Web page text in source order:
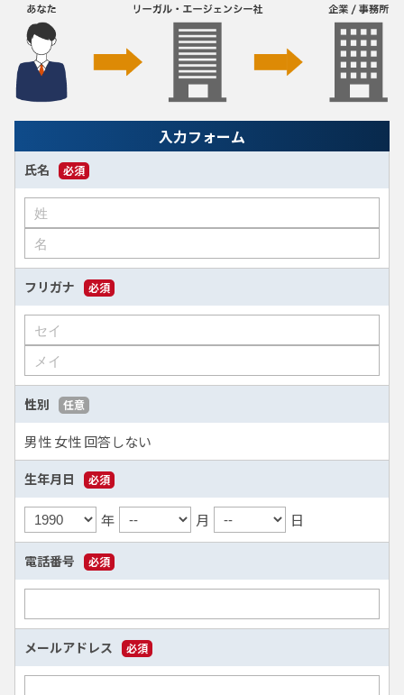
入力フォーム
氏名 必須
フリガナ 必須
性別 任意
男性女性回答しない
生年月日 必須
年 月 日
電話番号 必須
メールアドレス 必須